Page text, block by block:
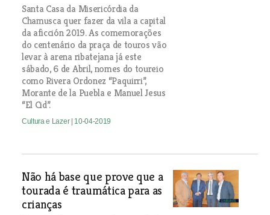
Santa Casa da Misericórdia da
Chamusca quer fazer da vila a capital
da aficción 2019. As comemorações
do centenário da praça de touros vão
levar à arena ribatejana já este
sábado, 6 de Abril, nomes do toureio
como Rivera Ordonez “Paquirri”,
Morante de la Puebla e Manuel Jesus
“El Cid”.
Cultura e Lazer | 10-04-2019
Não há base que prove que a
tourada é traumática para as
crianças